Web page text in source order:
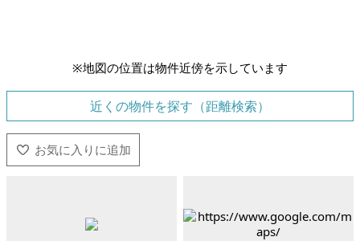
※地図の位置は物件近傍を示しています
近くの物件を探す（距離検索）